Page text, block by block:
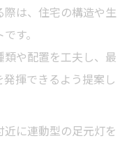
は、住宅の構造や生
す。
や配置を工夫し、最
揮できるよう提案し
に連動型の足元灯を